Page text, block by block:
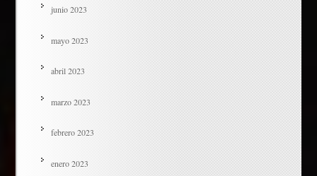
junio 2023
mayo 2023
abril 2023
marzo 2023
febrero 2023
enero 2023